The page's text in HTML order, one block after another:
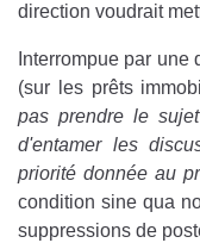
direction voudrait
Interrompue par une
(sur les prêts
pas prendre le
d'entamer les
priorité donnée au
condition sine qua
suppressions de